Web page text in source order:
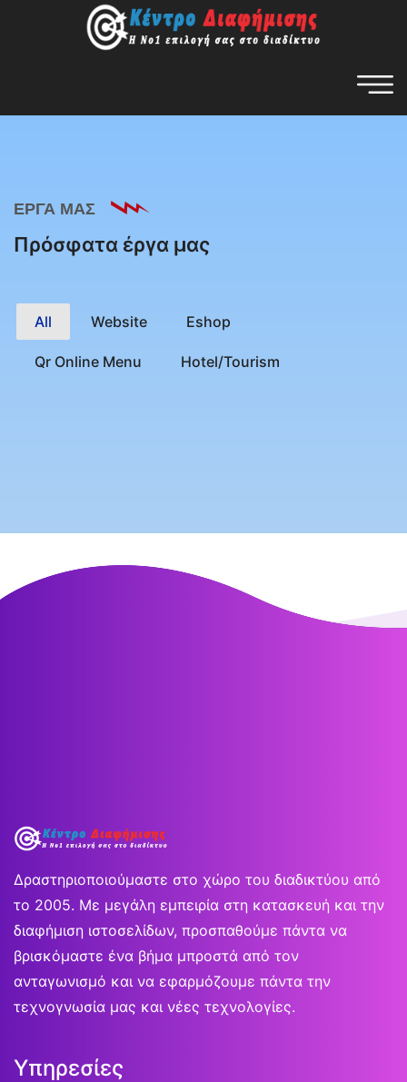
ΕΡΓΑ ΜΑΣ
Πρόσφατα έργα μας
All Website Eshop
Qr Online Menu Hotel/Tourism
Δραστηριοποιούμαστε στο χώρο του διαδικτύου από
το 2005. Με μεγάλη εμπειρία στη κατασκευή και την
διαφήμιση ιστοσελίδων, προσπαθούμε πάντα να
βρισκόμαστε ένα βήμα μπροστά από τον
ανταγωνισμό και να εφαρμόζουμε πάντα την
τεχνογνωσία μας και νέες τεχνολογίες.
Υπηρεσίες